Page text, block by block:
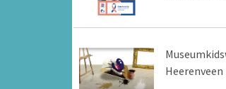
Heerenveen